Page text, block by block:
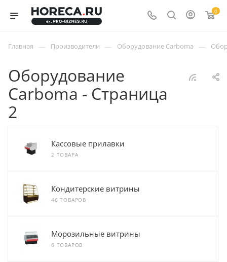
0
Главная — Производители — Оборудование Carboma —
Оборудование
Carboma - Страница
2
Кассовые прилавки
2 ТОВАРА
Кондитерские витрины
46 ТОВАРОВ
Морозильные витрины
6 ТОВАРОВ